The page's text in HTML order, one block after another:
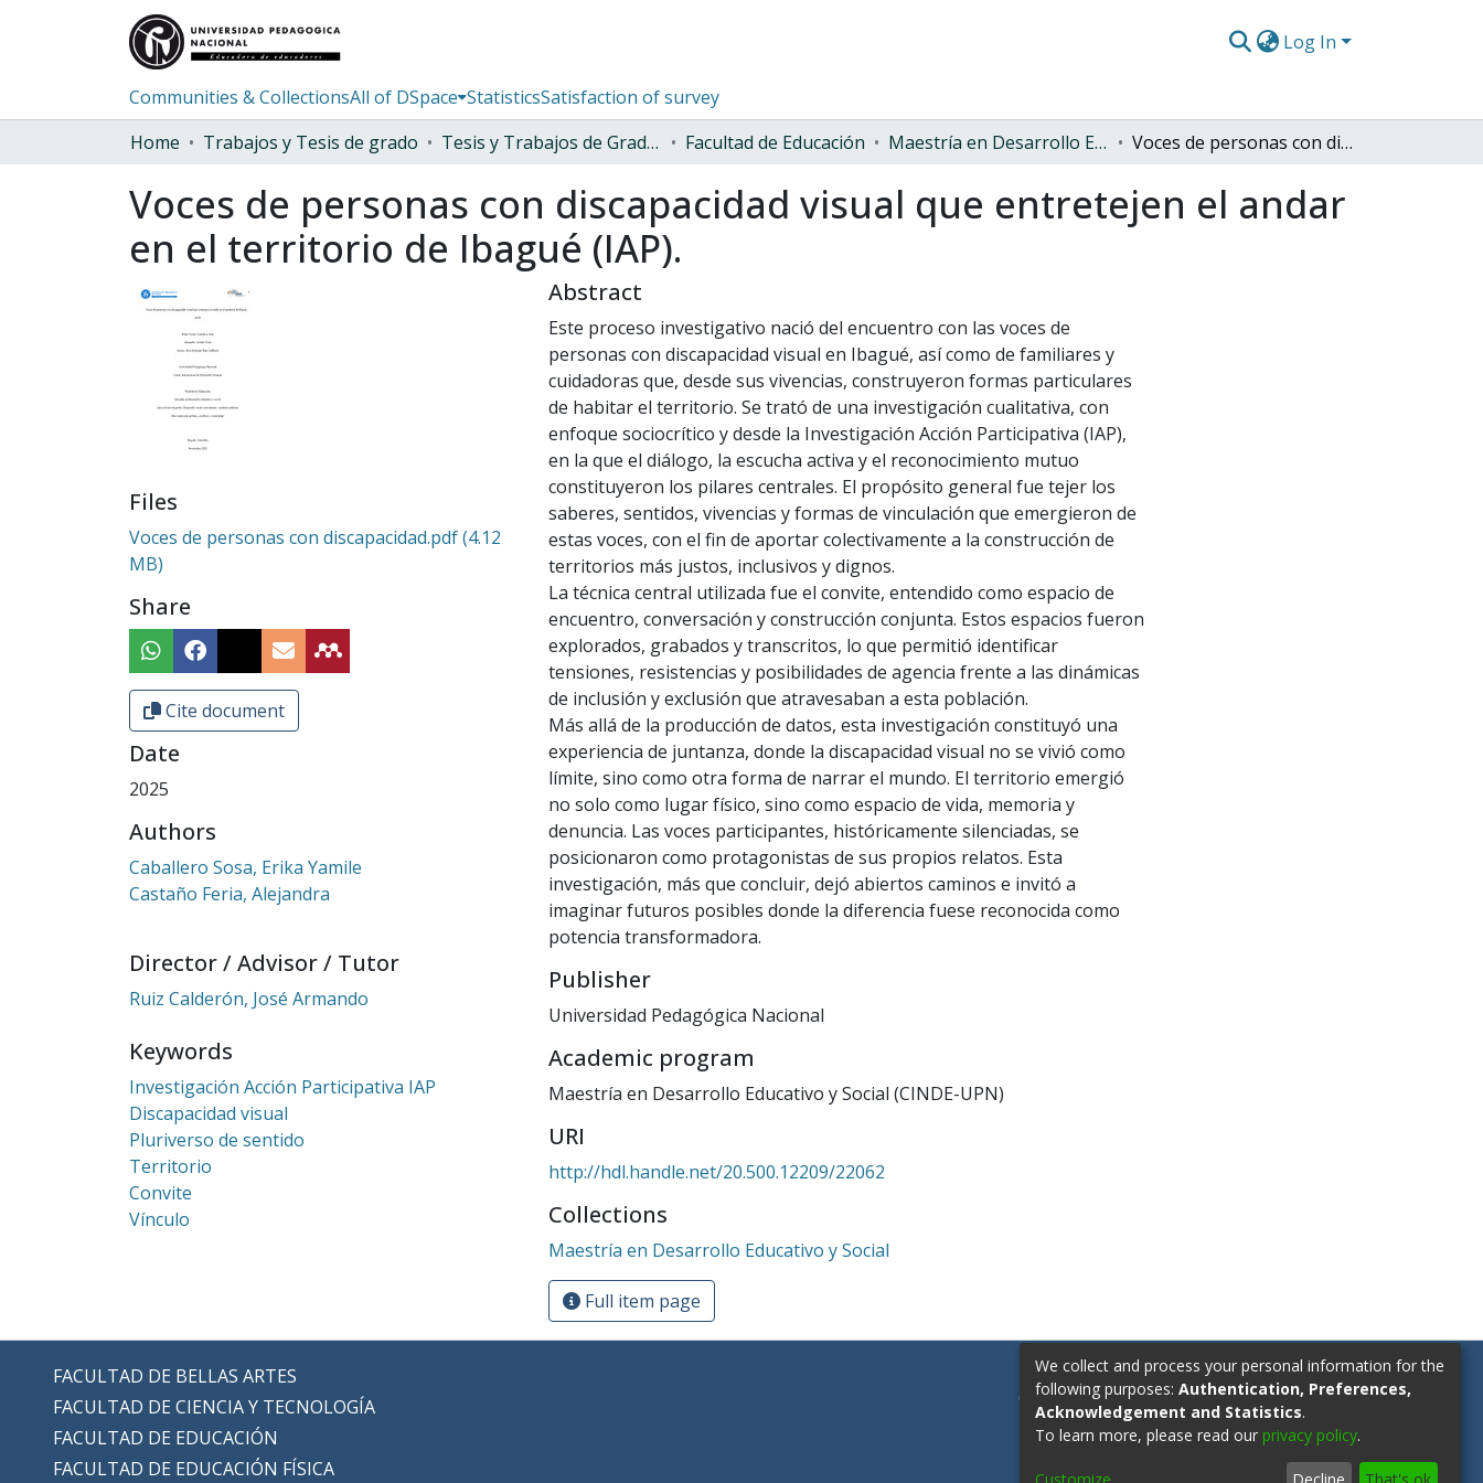
Log In
Communities & CollectionsAll of DSpace StatisticsSatisfaction of survey
Home
Trabajos y Tesis de grado Tesis y Trabajos de Grado (Posgrado) Facultad de Educación Maestría en Desarrollo Educativo y Social Voces de personas con discapacidad visual que entretejen el andar en el territorio de Ibagué (IAP).
Voces de personas con discapacidad visual que entretejen el andar
en el territorio de Ibagué (IAP).
Files
Voces de personas con discapacidad.pdf(4.12
MB)
Share
Cite document
Date
2025
Authors
Caballero Sosa, Erika Yamile
Castaño Feria, Alejandra
Director / Advisor / Tutor
Ruiz Calderón, José Armando
Keywords
Investigación Acción Participativa IAP
Discapacidad visual
Pluriverso de sentido
Territorio
Convite
Vínculo
Abstract
Este proceso investigativo nació del encuentro con las voces de
personas con discapacidad visual en Ibagué, así como de familiares y
cuidadoras que, desde sus vivencias, construyeron formas particulares
de habitar el territorio. Se trató de una investigación cualitativa, con
enfoque sociocrítico y desde la Investigación Acción Participativa (IAP),
en la que el diálogo, la escucha activa y el reconocimiento mutuo
constituyeron los pilares centrales. El propósito general fue tejer los
saberes, sentidos, vivencias y formas de vinculación que emergieron de
estas voces, con el fin de aportar colectivamente a la construcción de
territorios más justos, inclusivos y dignos.
La técnica central utilizada fue el convite, entendido como espacio de
encuentro, conversación y construcción conjunta. Estos espacios fueron
explorados, grabados y transcritos, lo que permitió identificar
tensiones, resistencias y posibilidades de agencia frente a las dinámicas
de inclusión y exclusión que atravesaban a esta población.
Más allá de la producción de datos, esta investigación constituyó una
experiencia de juntanza, donde la discapacidad visual no se vivió como
límite, sino como otra forma de narrar el mundo. El territorio emergió
no solo como lugar físico, sino como espacio de vida, memoria y
denuncia. Las voces participantes, históricamente silenciadas, se
posicionaron como protagonistas de sus propios relatos. Esta
investigación, más que concluir, dejó abiertos caminos e invitó a
imaginar futuros posibles donde la diferencia fuese reconocida como
potencia transformadora.
Publisher
Universidad Pedagógica Nacional
Academic program
Maestría en Desarrollo Educativo y Social (CINDE-UPN)
URI
http://hdl.handle.net/20.500.12209/22062
Collections
Maestría en Desarrollo Educativo y Social
Full item page
FACULTAD DE BELLAS ARTES
FACULTAD DE CIENCIA Y TECNOLOGÍA
FACULTAD DE EDUCACIÓN
FACULTAD DE EDUCACIÓN FÍSICA
Contáctanos:repositorio@upn.edu.co
We collect and process your personal information for the
following purposes: Authentication, Preferences,
Acknowledgement and Statistics.
To learn more, please read our privacy policy.